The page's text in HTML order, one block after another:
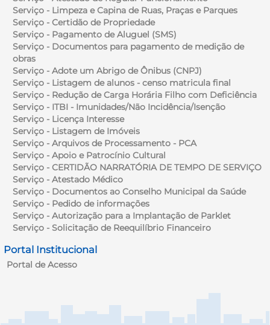
Serviço - Limpeza e Capina de Ruas, Praças e Parques
Serviço - Certidão de Propriedade
Serviço - Pagamento de Aluguel (SMS)
Serviço - Documentos para pagamento de medição de
obras
Serviço - Adote um Abrigo de Ônibus (CNPJ)
Serviço - Listagem de alunos - censo matricula final
Serviço - Redução de Carga Horária Filho com Deficiência
Serviço - ITBI - Imunidades/Não Incidência/Isenção
Serviço - Licença Interesse
Serviço - Listagem de Imóveis
Serviço - Arquivos de Processamento - PCA
Serviço - Apoio e Patrocínio Cultural
Serviço - CERTIDÃO NARRATÓRIA DE TEMPO DE SERVIÇO
Serviço - Atestado Médico
Serviço - Documentos ao Conselho Municipal da Saúde
Serviço - Pedido de informações
Serviço - Autorização para a Implantação de Parklet
Serviço - Solicitação de Reequilíbrio Financeiro
Portal Institucional
Portal de Acesso